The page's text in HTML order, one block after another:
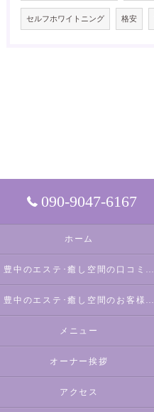
セルフホワイトニング 格安
090-9047-6167
ホーム
豊中のエステ･癒し空間の口コミ情報
豊中のエステ･癒し空間のお客様の声
メニュー
オーナー挨拶
アクセス